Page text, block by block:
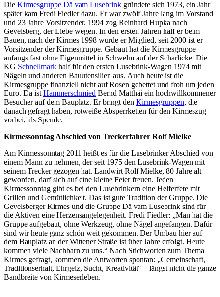
Die Kirmesgruppe Dä vam Lusebrink gründete sich 1973, ein Jahr
später kam Fredi Fiedler dazu. Er war zwölf Jahre lang im Vorstand
und 23 Jahre Vorsitzender. 1994 zog Reinhard Hupka nach
Gevelsberg, der Liebe wegen. In den ersten Jahren half er beim
Bauen, nach der Kirmes 1998 wurde er Mitglied, seit 2000 ist er
Vorsitzender der Kirmesgruppe. Gebaut hat die Kirmesgruppe
anfangs fast ohne Eigenmittel in Schwelm auf der Scharlicke. Die
KG Schnellmark half für den ersten Lusebrink-Wagen 1974 mit
Nägeln und anderen Bauutensilien aus. Auch heute ist die
Kirmesgruppe finanziell nicht auf Rosen gebettet und froh um jeden
Euro. Da ist Hammerschmied Bernd Matthäi ein hochwillkommener
Besucher auf dem Bauplatz. Er bringt den Kirmesgruppen, die
danach gefragt haben, rotweiße Absperrketten für den Kirmeszug
vorbei, als Spende.
Kirmessonntag Abschied von Treckerfahrer Rolf Mielke
Am Kirmessonntag 2011 heißt es für die Lusebrinker Abschied von
einem Mann zu nehmen, der seit 1975 den Lusebrink-Wagen mit
seinem Trecker gezogen hat. Landwirt Rolf Mielke, 80 Jahre alt
geworden, darf sich auf eine kleine Feier freuen. Jeden
Kirmessonntag gibt es bei den Lusebrinkern eine Helferfete mit
Grillen und Gemütlichkeit. Das ist gute Tradition der Gruppe. Die
Gevelsberger Kirmes und die Gruppe Dä vam Lusebrink sind für
die Aktiven eine Herzensangelegenheit. Fredi Fiedler: „Man hat die
Gruppe aufgebaut, ohne Werkzeug, ohne Nägel angefangen. Dafür
sind wir heute ganz schön weit gekommen. Der Umbau hier auf
dem Bauplatz an der Wittener Straße ist über Jahre erfolgt. Heute
kommen viele Nachbarn zu uns.“ Nach Stichworten zum Thema
Kirmes gefragt, kommen die Antworten spontan: „Gemeinschaft,
Traditionserhalt, Ehrgeiz, Sucht, Kreativität“ – längst nicht die ganze
Bandbreite von Kirmeserleben.